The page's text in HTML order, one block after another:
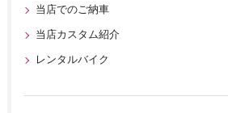
当店でのご納車
当店カスタム紹介
レンタルバイク